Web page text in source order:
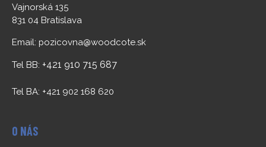
Vajnorská 135
831 04 Bratislava
Email: pozicovna@woodcote.sk
Tel BB: +421 910 715 687
Tel BA: +421 902 168 620
O NÁS